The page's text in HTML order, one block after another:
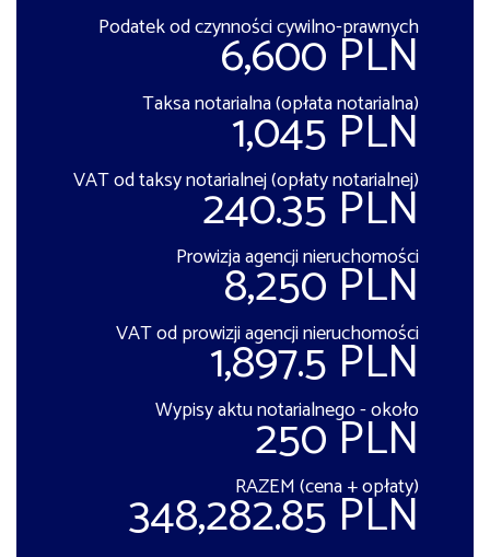
Podatek od czynności cywilno-prawnych
6,600 PLN
Taksa notarialna (opłata notarialna)
1,045 PLN
VAT od taksy notarialnej (opłaty notarialnej)
240.35 PLN
Prowizja agencji nieruchomości
8,250 PLN
VAT od prowizji agencji nieruchomości
1,897.5 PLN
Wypisy aktu notarialnego - około
250 PLN
RAZEM (cena + opłaty)
348,282.85 PLN